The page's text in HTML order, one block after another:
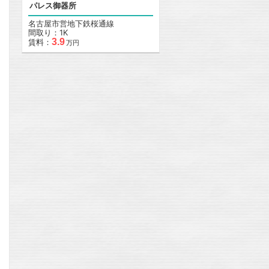
パレス御器所
名古屋市営地下鉄桜通線
間取り：1K
賃料： 3.9万円